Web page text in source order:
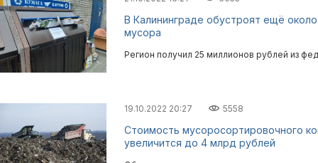
В Калининграде обустроят ещё
мусора
Регион получил 25 миллионов рублей из
19.10.2022 20:27 5558
Стоимость мусоросортировочного
увеличится до 4 млрд рублей